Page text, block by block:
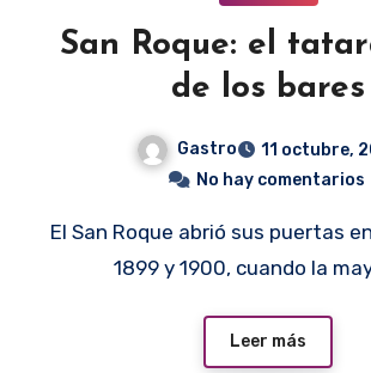
San Roque: el
de los bares
Gastro
11 octubre,
No hay comentarios
El San Roque abrió sus puertas entre los años
1899 y 1900, cuando la
Leer más